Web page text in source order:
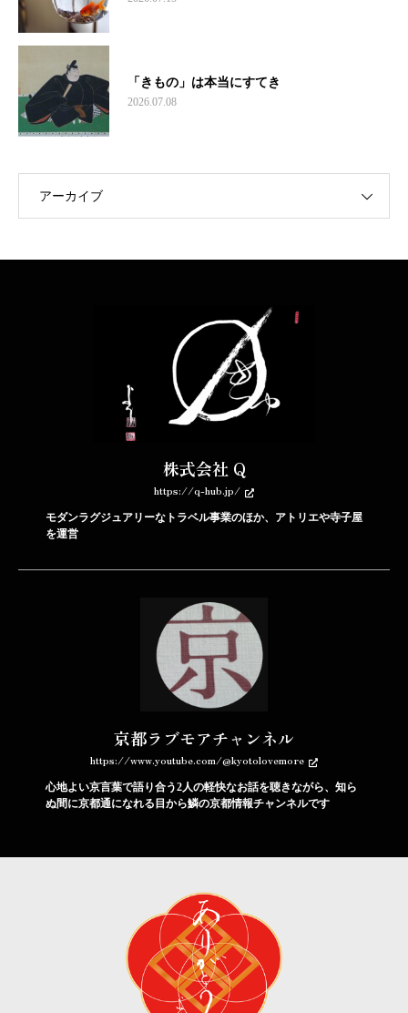
「きもの」は本当にすてき
2026.07.08
アーカイブ
株式会社 Q
https://q-hub.jp/
モダンラグジュアリーなトラベル事業のほか、アトリエや寺子屋
を運営
京都ラブモアチャンネル
https://www.youtube.com/@kyotolovemore
心地よい京言葉で語り合う2人の軽快なお話を聴きながら、知ら
ぬ間に京都通になれる目から鱗の京都情報チャンネルです